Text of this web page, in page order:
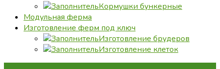
Кормушки бункерные
Модульная ферма
Изготовление ферм под ключ
Изготовление брудеров
Изготовление клеток